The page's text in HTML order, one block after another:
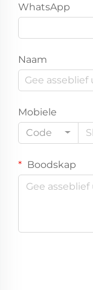
WhatsApp
Naam
Mobiele
Code
Boodskap